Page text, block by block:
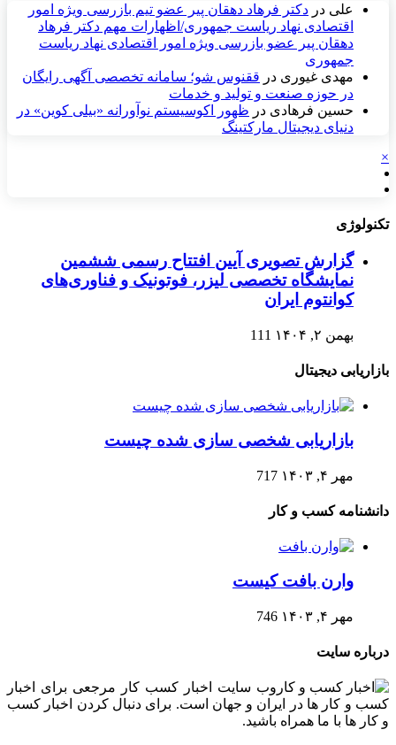
علی در دکتر فرهاد دهقان پیر عضو تيم بازرسی ويژه امور
اقتصادی نهاد رياست جمهوری/اظهارات مهم دکتر فرهاد
دهقان پیر عضو بازرسی ویژه امور اقتصادی نهاد ریاست
جمهوری
مهدی غیوری در ققنوس شو؛ سامانه تخصصی آگهی رایگان
در حوزه صنعت و تولید و خدمات
حسین فرهادی در ظهور اکوسیستم نوآورانه «بیلی کوین» در
دنیای دیجیتال مارکتینگ
×
تکنولوژی
گزارش تصویری آیین افتتاح رسمی ششمین
نمایشگاه تخصصی لیزر، فوتونیک و فناوری‌های
کوانتوم ایران
بهمن ۲, ۱۴۰۴ 111
بازاریابی دیجیتال
بازاریابی شخصی سازی شده چیست
مهر ۴, ۱۴۰۳ 717
دانشنامه کسب و کار
وارن بافت کیست
مهر ۴, ۱۴۰۳ 746
درباره سایت
وب سایت اخبار کسب کار مرجعی برای اخبار
کسب و کار ها در ایران و جهان است. برای دنبال کردن اخبار کسب
و کار ها با ما همراه باشید.